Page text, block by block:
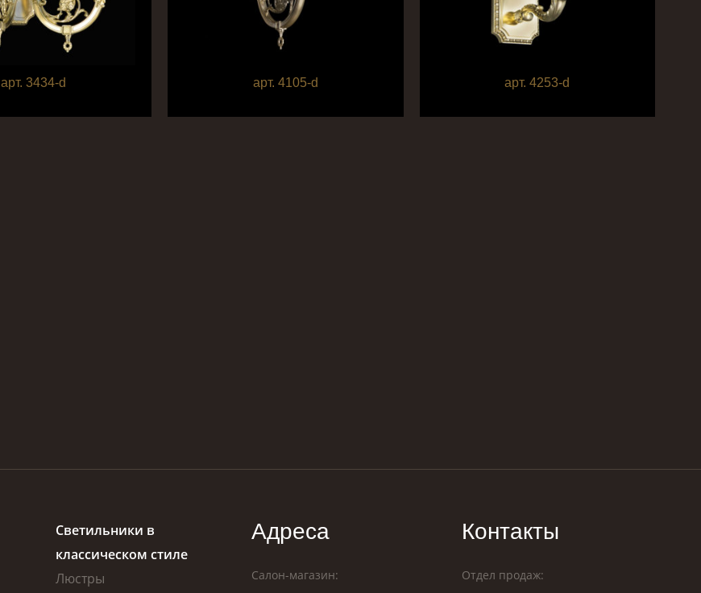
арт. 3434-d арт. 4105-d арт. 4253-d
Светильники в
классическом стиле
Люстры
Адреса
Салон-магазин:
Контакты
Отдел продаж: